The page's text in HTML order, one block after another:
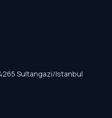
Sultangazi/Istanbul